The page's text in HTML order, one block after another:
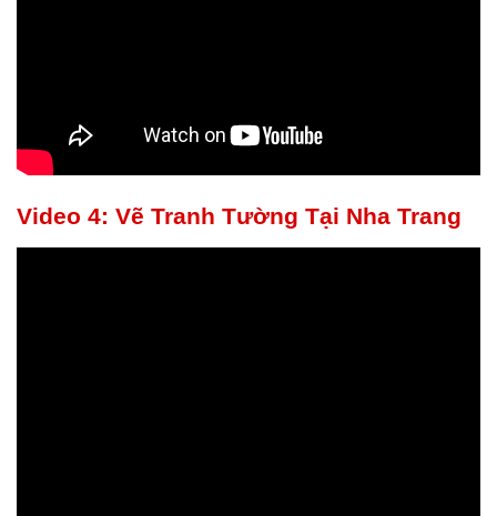
Video 4: Vẽ Tranh Tường Tại Nha Trang